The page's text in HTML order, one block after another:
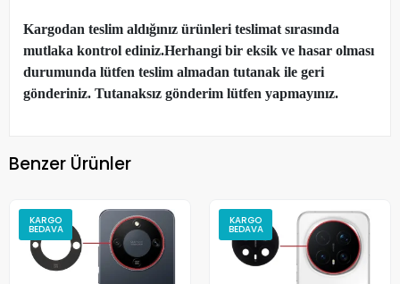
Kargodan teslim aldığınız ürünleri teslimat sırasında
mutlaka kontrol ediniz.Herhangi bir eksik ve hasar olması
durumunda lütfen teslim almadan tutanak ile geri
gönderiniz. Tutanaksız gönderim lütfen yapmayınız.
Benzer Ürünler
KARGO
BEDAVA
KARGO
BEDAVA